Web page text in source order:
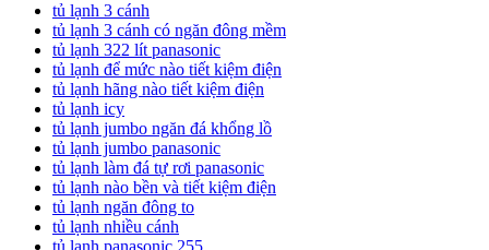
tủ lạnh 3 cánh
tủ lạnh 3 cánh có ngăn đông mềm
tủ lạnh 322 lít panasonic
tủ lạnh để mức nào tiết kiệm điện
tủ lạnh hãng nào tiết kiệm điện
tủ lạnh icy
tủ lạnh jumbo ngăn đá khổng lồ
tủ lạnh jumbo panasonic
tủ lạnh làm đá tự rơi panasonic
tủ lạnh nào bền và tiết kiệm điện
tủ lạnh ngăn đông to
tủ lạnh nhiều cánh